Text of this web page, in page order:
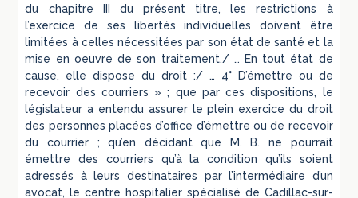
du chapitre III du présent titre, les restrictions à
l’exercice de ses libertés individuelles doivent être
limitées à celles nécessitées par son état de santé et la
mise en oeuvre de son traitement./ … En tout état de
cause, elle dispose du droit :/ … 4° D’émettre ou de
recevoir des courriers » ; que par ces dispositions, le
législateur a entendu assurer le plein exercice du droit
des personnes placées d’office d’émettre ou de recevoir
du courrier ; qu’en décidant que M. B. ne pourrait
émettre des courriers qu’à la condition qu’ils soient
adressés à leurs destinataires par l’intermédiaire d’un
avocat, le centre hospitalier spécialisé de Cadillac-sur-